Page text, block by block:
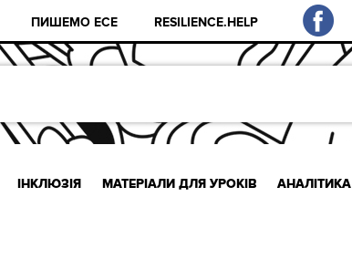
ПИШЕМО ЕСЕ RESILIENCE.HELP
ІНКЛЮЗІЯ МАТЕРІАЛИ ДЛЯ УРОКІВ АНАЛІТИКА